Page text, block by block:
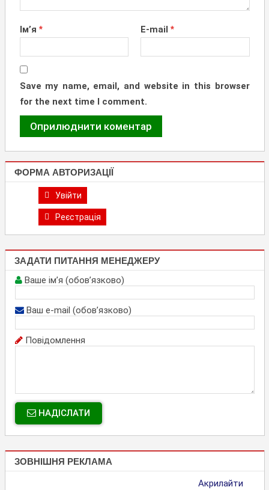
Ім’я * E-mail *
Save my name, email, and website in this browser
for the next time I comment.
ФОРМА АВТОРИЗАЦІЇ
Увійти
Реєстрація
ЗАДАТИ ПИТАННЯ МЕНЕДЖЕРУ
Ваше ім’я (обов’язково)
Ваш e-mail (обов’язково)
Повідомлення
НАДІСЛАТИ
ЗОВНІШНЯ РЕКЛАМА
Акрилайти